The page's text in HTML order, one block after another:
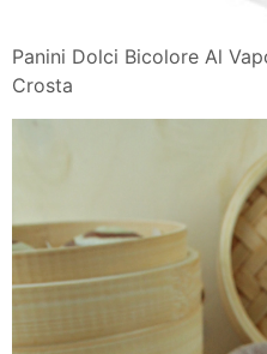
Panini Dolci Bicolore Al
Crosta